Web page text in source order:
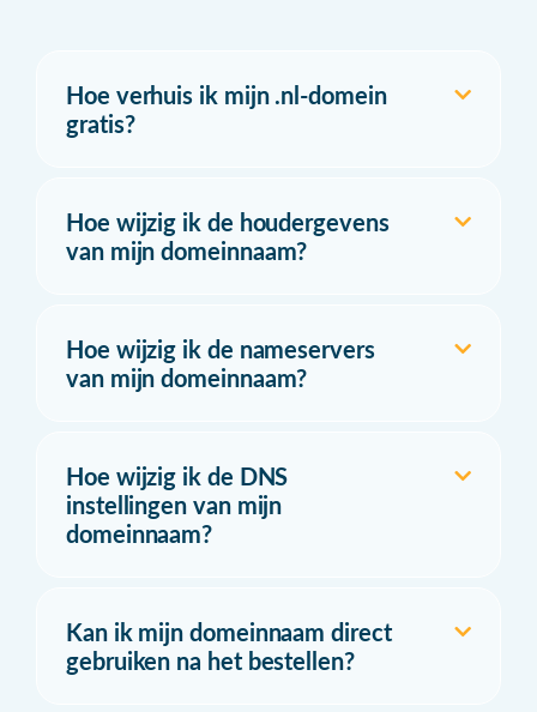
Hoe verhuis ik mijn .nl-domein
gratis?
Hoe wijzig ik de houdergevens
van mijn domeinnaam?
Hoe wijzig ik de nameservers
van mijn domeinnaam?
Hoe wijzig ik de DNS
instellingen van mijn
domeinnaam?
Kan ik mijn domeinnaam direct
gebruiken na het bestellen?